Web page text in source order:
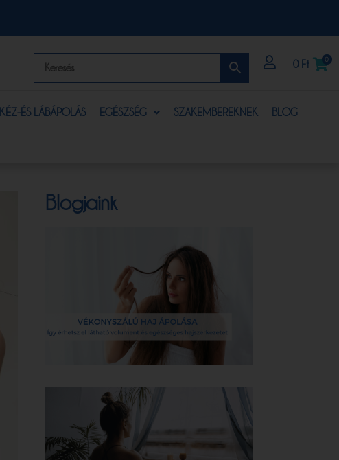
0 Ft 0
KÉZ-ÉS LÁBÁPOLÁS EGÉSZSÉG SZAKEMBEREKNEK BLOG
Blogjaink